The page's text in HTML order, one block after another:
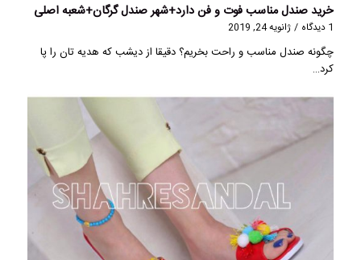
خرید صندل مناسب فوت و فن دارد+شهر صندل گرگان+شعبه اصلی
1 دیدگاه / ژانویه 24, 2019
چگونه صندل مناسب و راحت بخریم؟ دقیقا از دیشب که هدیه تان را پا
کرد…